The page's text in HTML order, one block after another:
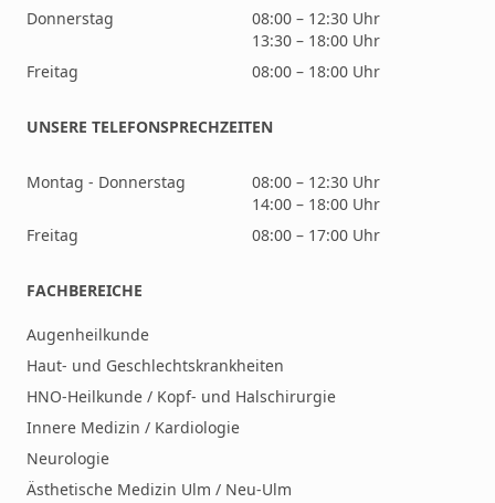
Donnerstag
08:00 – 12:30 Uhr
13:30 – 18:00 Uhr
Freitag
08:00 – 18:00 Uhr
UNSERE TELEFONSPRECHZEITEN
Montag - Donnerstag
08:00 – 12:30 Uhr
14:00 – 18:00 Uhr
Freitag
08:00 – 17:00 Uhr
FACHBEREICHE
Augenheilkunde
Haut- und Geschlechtskrankheiten
HNO-Heilkunde / Kopf- und Halschirurgie
Innere Medizin / Kardiologie
Neurologie
Ästhetische Medizin Ulm / Neu-Ulm